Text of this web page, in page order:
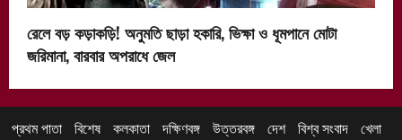
রেলে বড় কড়াকড়ি! অনুমতি ছাড়া হকারি, ভিক্ষা ও ধূমপানে মোটা
জরিমানা, বারবার অপরাধে জেল
প্রথম পাতা বিশেষ কলকাতা দক্ষিণবঙ্গ উত্তরবঙ্গ দেশ বিশ্ব সংবাদ খেলা